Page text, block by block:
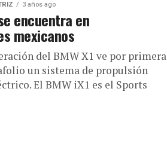
3 años ago
encuentra en
mexicanos
del BMW X1 ve por primera
un sistema de propulsión
El BMW iX1 es el Sports